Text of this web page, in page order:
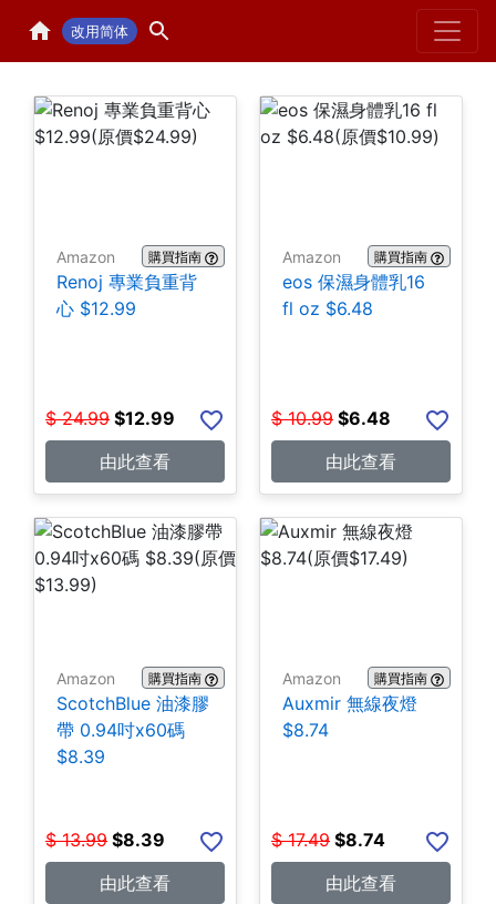
改用简体 Home
Amazon 購買指南
Renoj 專業負重背
心 $12.99
$ 24.99 $12.99
由此查看
Amazon 購買指南
eos 保濕身體乳16
fl oz $6.48
$ 10.99 $6.48
由此查看
Amazon 購買指南
ScotchBlue 油漆膠
帶 0.94吋x60碼
$8.39
$ 13.99 $8.39
由此查看
Amazon 購買指南
Auxmir 無線夜燈
$8.74
$ 17.49 $8.74
由此查看